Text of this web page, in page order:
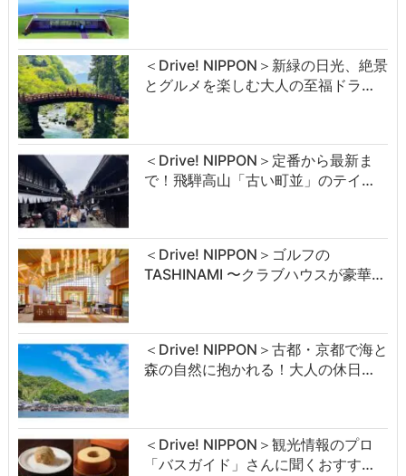
＜Drive! NIPPON＞新緑の日光、絶景
とグルメを楽しむ大人の至福ドラ…
＜Drive! NIPPON＞定番から最新ま
で！飛騨高山「古い町並」のテイ…
＜Drive! NIPPON＞ゴルフの
TASHINAMI 〜クラブハウスが豪華…
＜Drive! NIPPON＞古都・京都で海と
森の自然に抱かれる！大人の休日…
＜Drive! NIPPON＞観光情報のプロ
「バスガイド」さんに聞くおすす…